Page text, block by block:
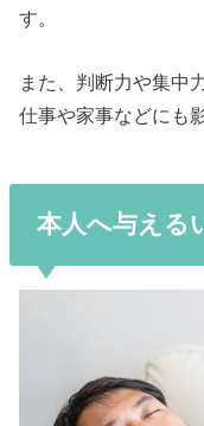
す。
また、判断力や集中
仕事や家事などにも
本人へ与える